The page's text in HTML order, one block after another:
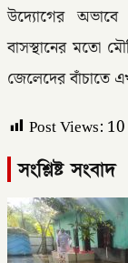
উদ্যোগের অভাবে
বাসস্থানের মতো
জেলেদের বাঁচাতে
Post Views: 10
সংশ্লিষ্ট সংবাদ